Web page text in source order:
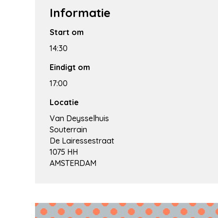
Informatie
Start om
14:30
Eindigt om
17:00
Locatie
Van Deysselhuis
Souterrain
De Lairessestraat
1075 HH
AMSTERDAM